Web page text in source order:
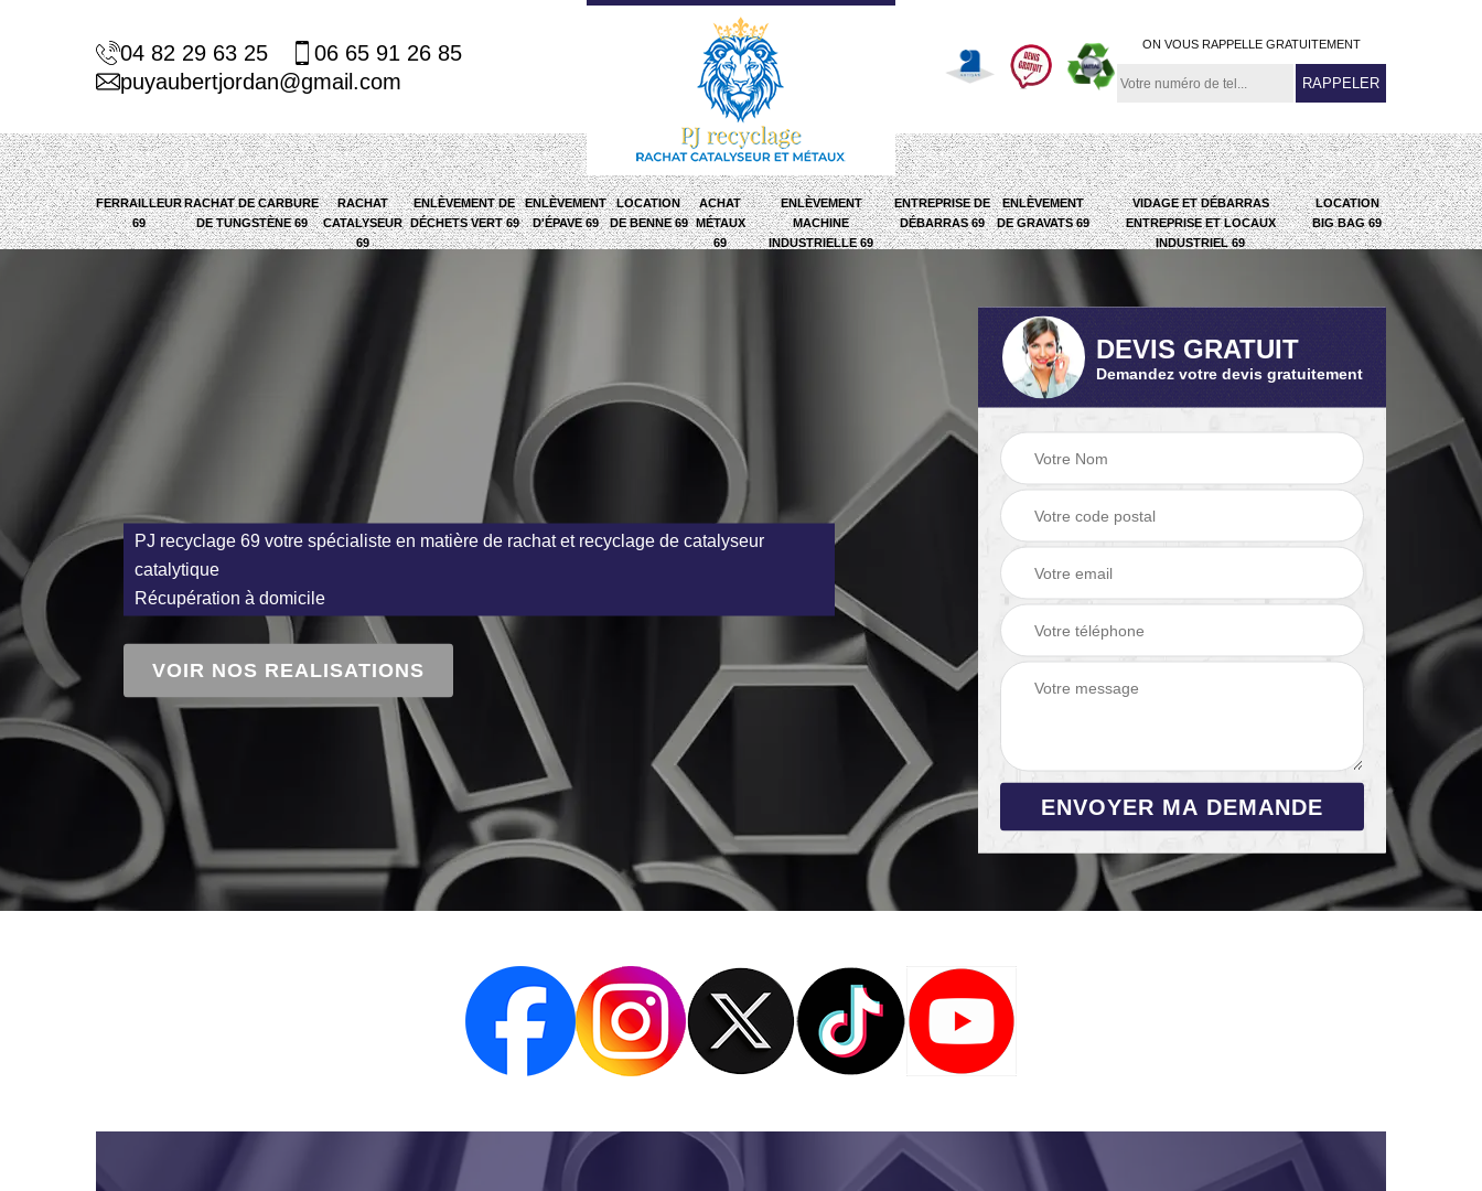
04 82 29 63 25
06 65 91 26 85
puyaubertjordan@gmail.com
ON VOUS RAPPELLE GRATUITEMENT
FERRAILLEUR
69
RACHAT DE CARBURE
DE TUNGSTÈNE 69
RACHAT
CATALYSEUR
69
ENLÈVEMENT DE
DÉCHETS VERT 69
ENLÈVEMENT
D'ÉPAVE 69
LOCATION
DE BENNE 69
ACHAT
MÉTAUX
69
ENLÈVEMENT
MACHINE
INDUSTRIELLE 69
ENTREPRISE DE
DÉBARRAS 69
ENLÈVEMENT
DE GRAVATS 69
VIDAGE ET DÉBARRAS
ENTREPRISE ET LOCAUX
INDUSTRIEL 69
LOCATION
BIG BAG 69
PJ recyclage 69 votre spécialiste en matière de rachat et recyclage de catalyseur
catalytique
Récupération à domicile
VOIR NOS REALISATIONS
DEVIS GRATUIT
Demandez votre devis gratuitement